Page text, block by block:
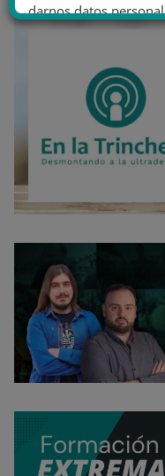
darnos datos
último, puedes leer
No dar mi
Opciones de